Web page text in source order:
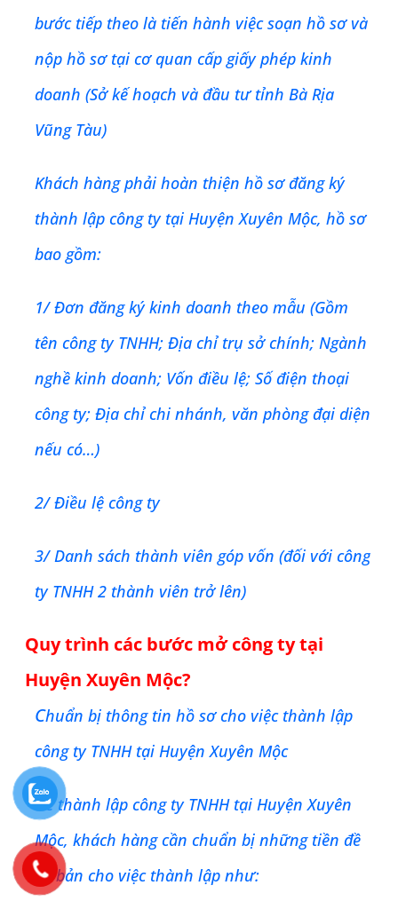
bước tiếp theo là tiến hành việc soạn hồ sơ và
nộp hồ sơ tại cơ quan cấp giấy phép kinh
doanh (Sở kế hoạch và đầu tư tỉnh Bà Rịa
Vũng Tàu)
Khách hàng phải hoàn thiện hồ sơ đăng ký
thành lập công ty tại Huyện Xuyên Mộc, hồ sơ
bao gồm:
1/ Đơn đăng ký kinh doanh theo mẫu (Gồm
tên công ty TNHH; Địa chỉ trụ sở chính; Ngành
nghề kinh doanh; Vốn điều lệ; Số điện thoại
công ty; Địa chỉ chi nhánh, văn phòng đại diện
nếu có…)
2/ Điều lệ công ty
3/ Danh sách thành viên góp vốn (đối với công
ty TNHH 2 thành viên trở lên)
Quy trình các bước mở công ty tại
Huyện Xuyên Mộc?
Chuẩn bị thông tin hồ sơ cho việc thành lập
công ty TNHH tại Huyện Xuyên Mộc
Để thành lập công ty TNHH tại Huyện Xuyên
Mộc, khách hàng cần chuẩn bị những tiền đề
cơ bản cho việc thành lập như: